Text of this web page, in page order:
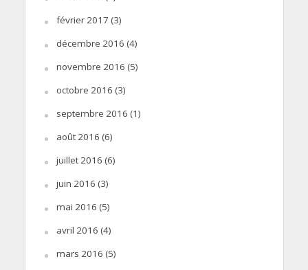
février 2017 (3)
décembre 2016 (4)
novembre 2016 (5)
octobre 2016 (3)
septembre 2016 (1)
août 2016 (6)
juillet 2016 (6)
juin 2016 (3)
mai 2016 (5)
avril 2016 (4)
mars 2016 (5)